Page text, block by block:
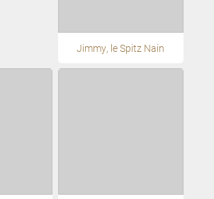
Jimmy, le Spitz Nain